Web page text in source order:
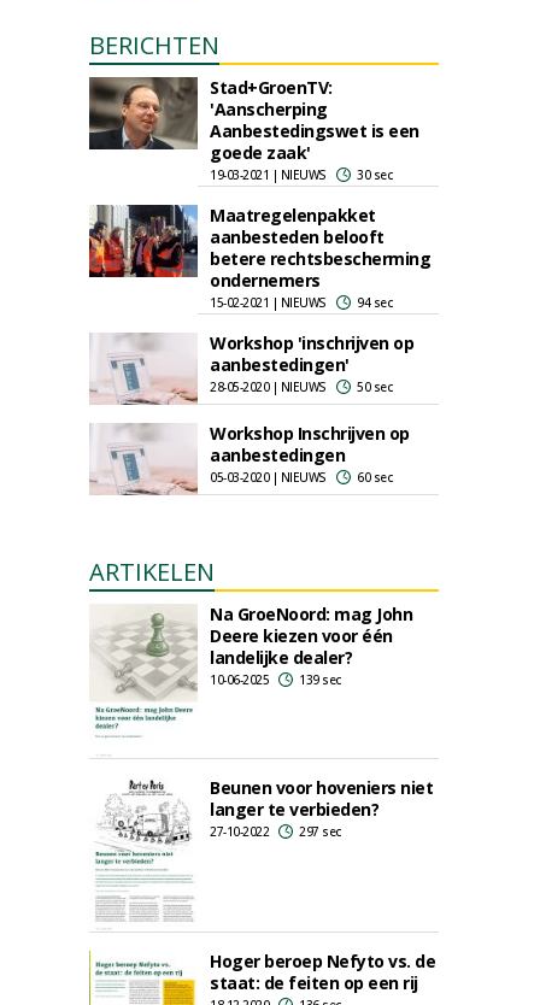
BERICHTEN
Stad+GroenTV:
'Aanscherping
Aanbestedingswet is een
goede zaak'
19-03-2021 | NIEUWS 30 sec
Maatregelenpakket
aanbesteden belooft
betere rechtsbescherming
ondernemers
15-02-2021 | NIEUWS 94 sec
Workshop 'inschrijven op
aanbestedingen'
28-05-2020 | NIEUWS 50 sec
Workshop Inschrijven op
aanbestedingen
05-03-2020 | NIEUWS 60 sec
ARTIKELEN
Na GroeNoord: mag John
Deere kiezen voor één
landelijke dealer?
10-06-2025 139 sec
Beunen voor hoveniers niet
langer te verbieden?
27-10-2022 297 sec
Hoger beroep Nefyto vs. de
staat: de feiten op een rij